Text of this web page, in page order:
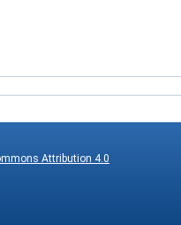
Attribution 4.0